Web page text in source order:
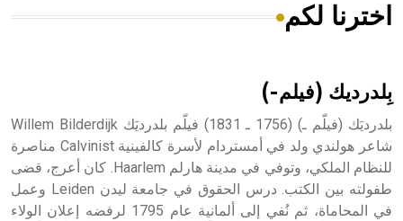
هل تعلم أن الأبسيد كلمة فرنسية اللفظ تم اعتمادها مصطلحاً
- هل تعلم أن أبجر Abgar اسم معروف جيداً يعود إلى عدد من
الملوك الذين حكموا مدينة إديسا (الرها) من أبجر الأول وحتى
التاسع، وهم ينتسبون إلى أسرة أوسروين
اخترنا لكم
بِلدرديك (فيلم-)
بلدرديَك (فيلّم ـ) (1756 ـ 1831) فيلّم بلدرديَك Willem Bilderdijk
شاعر هولندي ولد في أمستردام لأسرة كالفينية Calvinist مناصرة
للنظام الملكي، وتوفي في مدينة هارلم Haarlem. كان أعرج، قضى
طفولته بين الكتب. درس الحقوق في جامعة ليدن Leiden وعمل
في المحاماة، ثم نُفي إلى ألمانية عام 1795 لرفضه إعلان الولاء